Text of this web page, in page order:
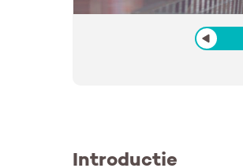
Introductie